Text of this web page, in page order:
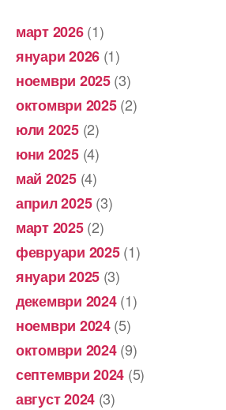
март 2026(1)
януари 2026 (1)
ноември 2025(3)
октомври 2025(2)
юли 2025(2)
юни 2025(4)
май 2025(4)
април 2025(3)
март 2025(2)
февруари 2025(1)
януари 2025 (3)
декември 2024(1)
ноември 2024(5)
октомври 2024(9)
септември 2024 (5)
август 2024 (3)